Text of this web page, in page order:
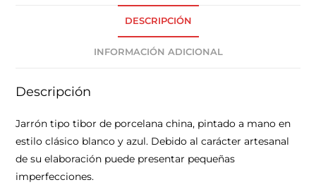
DESCRIPCIÓN
INFORMACIÓN ADICIONAL
Descripción
Jarrón tipo tibor de porcelana china, pintado a mano en
estilo clásico blanco y azul. Debido al carácter artesanal
de su elaboración puede presentar pequeñas
imperfecciones.